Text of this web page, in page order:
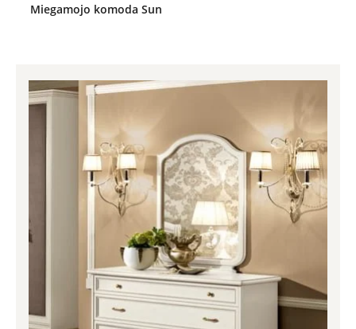
Miegamojo komoda Sun